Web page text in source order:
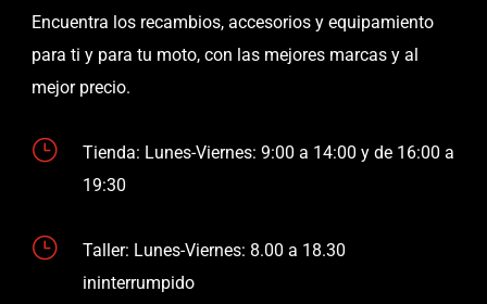
Encuentra los recambios, accesorios y equipamiento
para ti y para tu moto, con las mejores marcas y al
mejor precio.
}
Tienda: Lunes-Viernes: 9:00 a 14:00 y de 16:00 a
19:30
}
Taller: Lunes-Viernes: 8.00 a 18.30
ininterrumpido